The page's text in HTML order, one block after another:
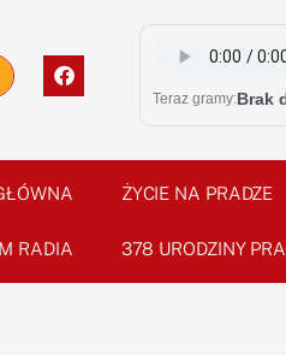
F
a
c
o
o
k
Teraz gramy:Brak
ŻYCIE NA PRADZE
RADIA 378 URODZINY